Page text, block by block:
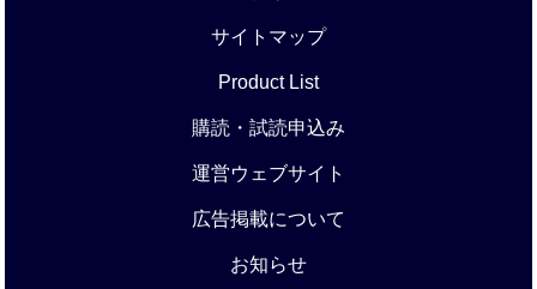
サイトマップ
Product List
購読・試読申込み
運営ウェブサイト
広告掲載について
お知らせ